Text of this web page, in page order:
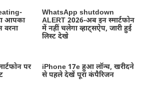
आपका
वरना
WhatsApp shutdown
ALERT 2026-अब इन स्मार्टफोन
में नहीं चलेगा व्हाट्सऐप, जारी हुई
लिस्ट देखे
पर
iPhone 17e हुआ लॉन्च, खरीदने
से पहले देखें पूरा कंपैरिजन